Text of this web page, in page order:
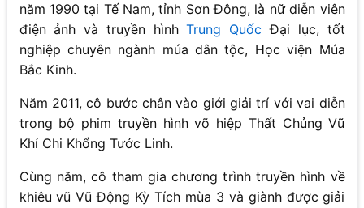
năm 1990 tại Tế Nam, tỉnh Sơn Đông, là nữ diễn viên
điện ảnh và truyền hìnhTrung Quốc Đại lục, tốt
nghiệp chuyên ngành múa dân tộc, Học viện Múa
Bắc Kinh.
Năm 2011, cô bước chân vào giới giải trí với vai diễn
trong bộ phim truyền hình võ hiệp Thất Chủng Vũ
Khí Chi Khổng Tước Linh.
Cùng năm, cô tham gia chương trình truyền hình về
khiêu vũ Vũ Động Kỳ Tích mùa 3 và giành được giải